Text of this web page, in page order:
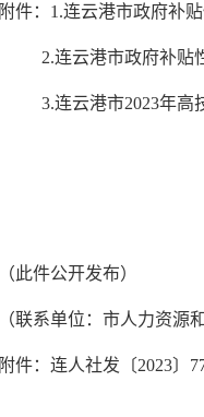
附件：1.连云港市政府补
2.连云港市政府补贴性
3.连云港市2023年高技
（此件公开发布）
（联系单位：市人力资源
附件：连人社发〔2023〕